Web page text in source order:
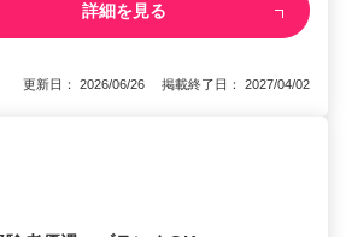
詳細を見る
更新日： 2026/06/26 掲載終了日： 2027/04/02